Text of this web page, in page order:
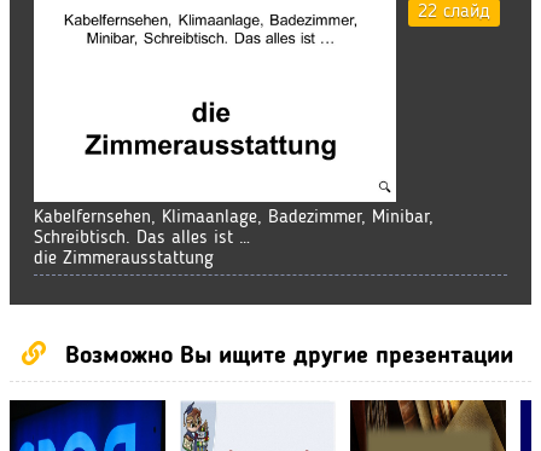
22 слайд
Kabelfernsehen, Klimaanlage, Badezimmer, Minibar,
Schreibtisch. Das alles ist …
die Zimmerausstattung
Возможно Вы ищите другие презентации